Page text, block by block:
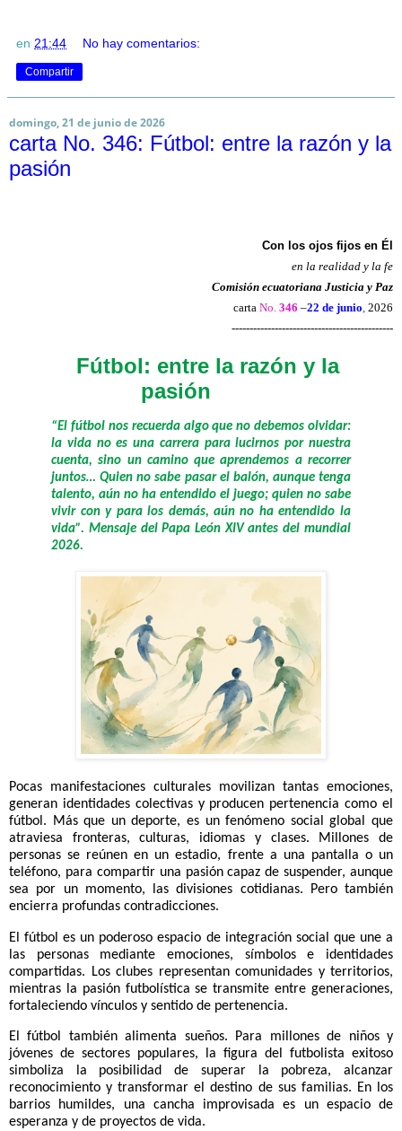
en 21:44 No hay comentarios:
Compartir
domingo, 21 de junio de 2026
carta No. 346: Fútbol: entre la razón y la
pasión
Con los ojos fijos en Él
en la realidad y la fe
Comisión ecuatoriana Justicia y Paz
carta No. 346 –22 de junio, 2026
---------------------------------------------
Fútbol: entre la razón y la
pasión
“El fútbol nos recuerda algo que no debemos olvidar:
la vida no es una carrera para lucirnos por nuestra
cuenta, sino un camino que aprendemos a recorrer
juntos… Quien no sabe pasar el balón, aunque tenga
talento, aún no ha entendido el juego; quien no sabe
vivir con y para los demás, aún no ha entendido la
vida”. Mensaje del Papa León XIV antes del mundial
2026.
Pocas manifestaciones culturales movilizan tantas emociones,
generan identidades colectivas y producen pertenencia como el
fútbol. Más que un deporte, es un fenómeno social global que
atraviesa fronteras, culturas, idiomas y clases. Millones de
personas se reúnen en un estadio, frente a una pantalla o un
teléfono, para compartir una pasión capaz de suspender, aunque
sea por un momento, las divisiones cotidianas. Pero también
encierra profundas contradicciones.
El fútbol es un poderoso espacio de integración social que une a
las personas mediante emociones, símbolos e identidades
compartidas. Los clubes representan comunidades y territorios,
mientras la pasión futbolística se transmite entre generaciones,
fortaleciendo vínculos y sentido de pertenencia.
El fútbol también alimenta sueños. Para millones de niños y
jóvenes de sectores populares, la figura del futbolista exitoso
simboliza la posibilidad de superar la pobreza, alcanzar
reconocimiento y transformar el destino de sus familias. En los
barrios humildes, una cancha improvisada es un espacio de
esperanza y de proyectos de vida.